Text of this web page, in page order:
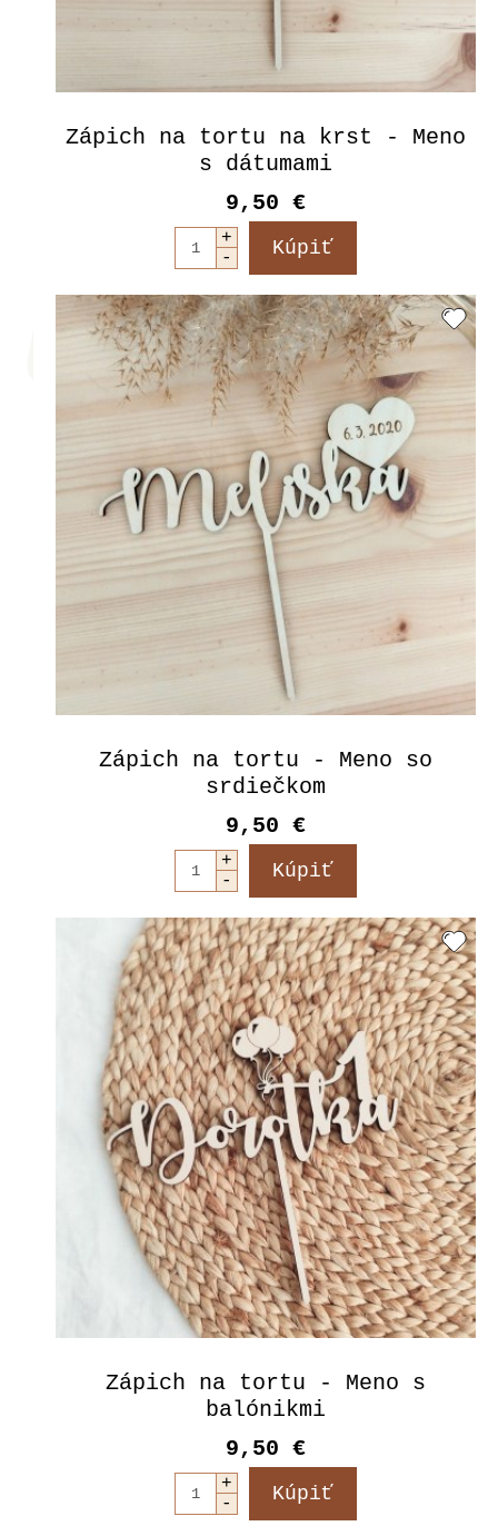
Zápich na tortu na krst - Meno
s dátumami
9,50 €
Zápich na tortu - Meno so
srdiečkom
9,50 €
Zápich na tortu - Meno s
balónikmi
9,50 €